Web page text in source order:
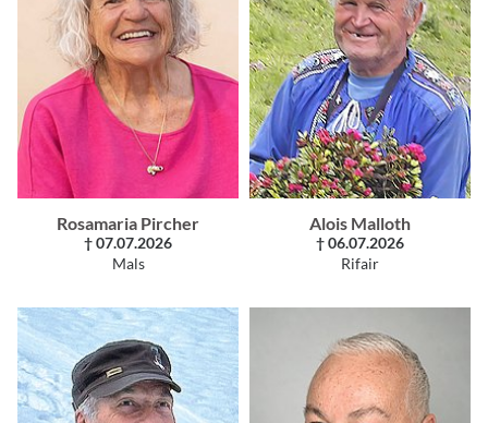
Rosamaria Pircher
† 07.07.2026
Mals
Alois Malloth
† 06.07.2026
Rifair